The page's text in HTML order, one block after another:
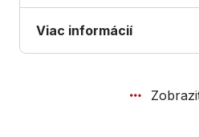
Viac informácií